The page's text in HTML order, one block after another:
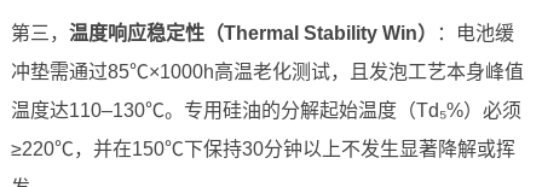
第三， 温度响应稳定性（Thermal Stability Win）
：电池缓
冲垫需通过85℃×1000h高温老化测试，且发泡工艺本身峰值
温度达110–130℃。专用硅油的分解起始温度（Td₅%）必须
≥220℃，并在150℃下保持30分钟以上不发生显著降解或挥